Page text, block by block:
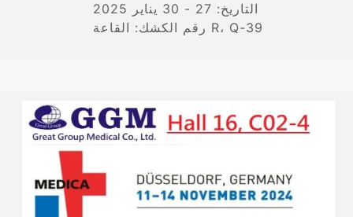
رقم الكشك: القاعة R، Q-39